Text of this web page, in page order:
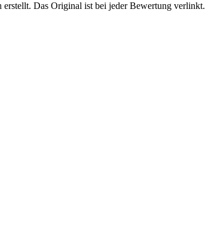
Das Original ist bei jeder Bewertung verlinkt.